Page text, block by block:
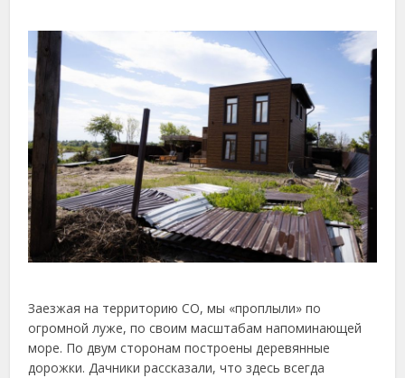
Заезжая на территорию СО, мы «проплыли» по
огромной луже, по своим масштабам напоминающей
море. По двум сторонам построены деревянные
дорожки. Дачники рассказали, что здесь всегда